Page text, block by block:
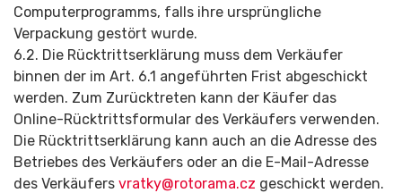
Computerprogramms, falls ihre ursprüngliche
Verpackung gestört wurde.
6.2. Die Rücktrittserklärung muss dem Verkäufer
binnen der im Art. 6.1 angeführten Frist abgeschickt
werden. Zum Zurücktreten kann der Käufer das
Online-Rücktrittsformular des Verkäufers verwenden.
Die Rücktrittserklärung kann auch an die Adresse des
Betriebes des Verkäufers oder an die E-Mail-Adresse
des Verkäufers vratky@rotorama.cz geschickt werden.